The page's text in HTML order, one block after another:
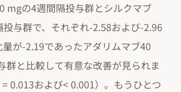
mgの4週間隔投与群とシルクマブ
与群で、それぞれ-2.58および-2.96
が-2.19であったアダリムマブ40
群と比較して有意な改善が見られま
0.013および< 0.001）。もうひとつ